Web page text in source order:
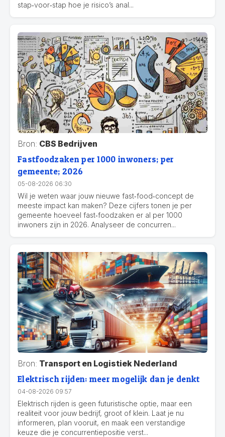
stap‑voor‑stap hoe je risico’s anal...
Bron: CBS Bedrijven
Fastfoodzaken per 1000 inwoners; per
gemeente; 2026
05-08-2026 06:30
Wil je weten waar jouw nieuwe fast‑food‑concept de
meeste impact kan maken? Deze cijfers tonen je per
gemeente hoeveel fast‑foodzaken er al per 1000
inwoners zijn in 2026. Analyseer de concurren...
Bron: Transport en Logistiek Nederland
Elektrisch rijden: meer mogelijk dan je denkt
04-08-2026 09:57
Elektrisch rijden is geen futuristische optie, maar een
realiteit voor jouw bedrijf, groot of klein. Laat je nu
informeren, plan vooruit, en maak een verstandige
keuze die je concurrentiepositie verst...